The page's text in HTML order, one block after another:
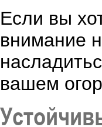
Если вы
внимание
вашем